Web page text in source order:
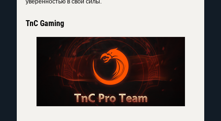
уверенностью в свои силы.
TnC Gaming